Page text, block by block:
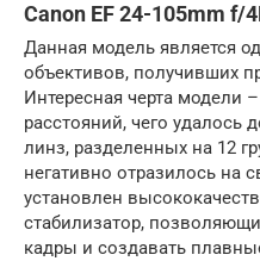
Canon EF 24-105mm f/
Данная модель является
объективов, получивших
Интересная черта
расстояний, чего удалось
линз, разделенных на 12
негативно отразилось на
установлен
стабилизатор,
кадры и создавать